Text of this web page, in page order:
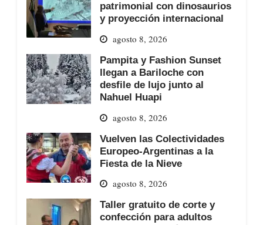
patrimonial con dinosaurios
y proyección internacional
agosto 8, 2026
Pampita y Fashion Sunset
llegan a Bariloche con
desfile de lujo junto al
Nahuel Huapi
agosto 8, 2026
Vuelven las Colectividades
Europeo-Argentinas a la
Fiesta de la Nieve
agosto 8, 2026
Taller gratuito de corte y
confección para adultos